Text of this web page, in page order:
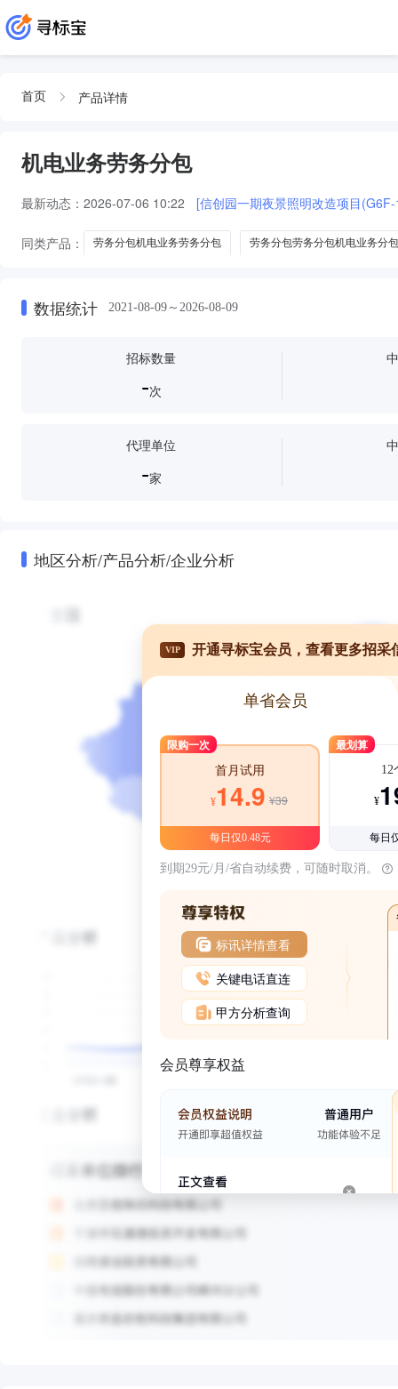
首页 产品详情
机电业务劳务分包
最新动态： 2026-07-06 10:22 [信创园一期夜景照明改造项目
同类产品： 劳务分包机电业务劳务分包 劳务分包劳务分包机电业务分包
数据统计 2021-08-09～2026-08-09
招标数量
-次
代理单位
-家
地区分析/产品分析/企业分析
VIP 开通寻标宝会员，查看更多招采
单省会员
限购一次
首月试用
¥14.9 ¥39
每日仅0.48元
最划算
12
¥
每日
到期29元/月/省自动续费，可随时取消。
标讯详情查看
关键电话直连
甲方分析查询
会员尊享权益